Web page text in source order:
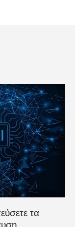
τα